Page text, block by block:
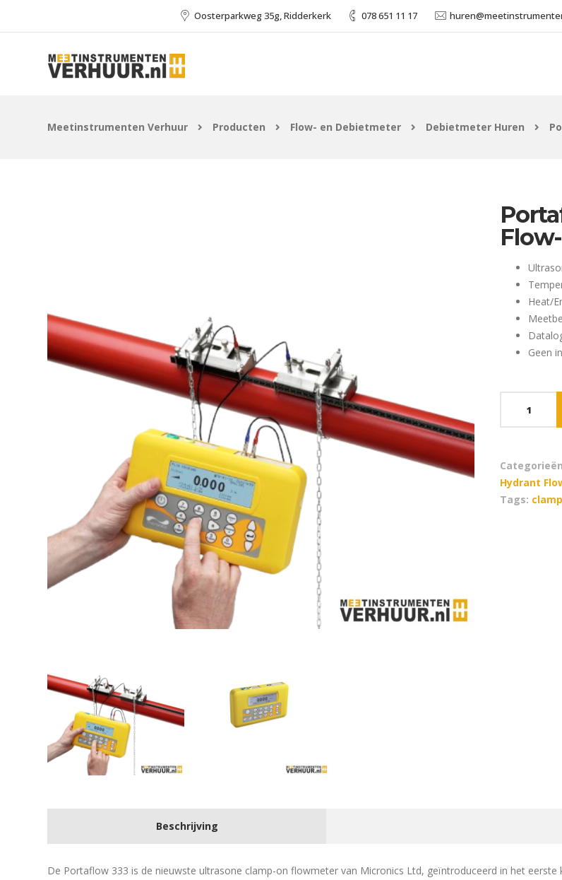
Oosterparkweg 35g, Ridderkerk 078 651 11 17
Meetinstrumenten Verhuur Producten Flow- en Debietmeter Debietmeter Huren
Heat/
Geen
Clamp-
on
Flow-
Hydrant
Tags:
Beschrijving
De Portaflow 333 is de nieuwste ultrasone clamp-on flowmeter van Micronics Ltd, geïntroduceerd in het